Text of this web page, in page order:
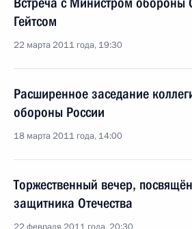
Гейтсом
22 марта 2011 года, 19:30
Расширенное заседание
обороны России
18 марта 2011 года, 14:00
Торжественный вечер,
защитника Отечества